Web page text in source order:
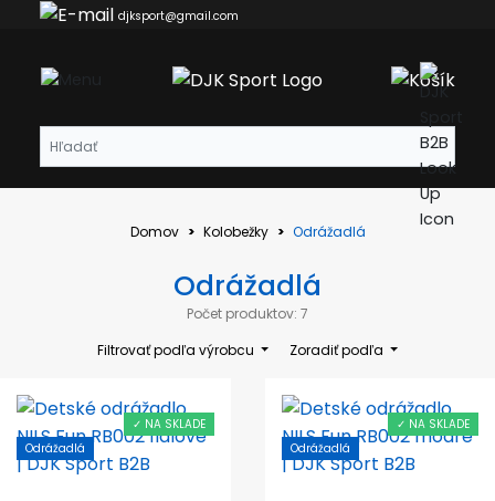
djksport@gmail.com
Domov Kolobežky Odrážadlá
Odrážadlá
Počet produktov: 7
Filtrovať podľa výrobcu
Zoradiť podľa
Odrážadlá
✓ NA SKLADE
Odrážadlá
✓ NA SKLADE